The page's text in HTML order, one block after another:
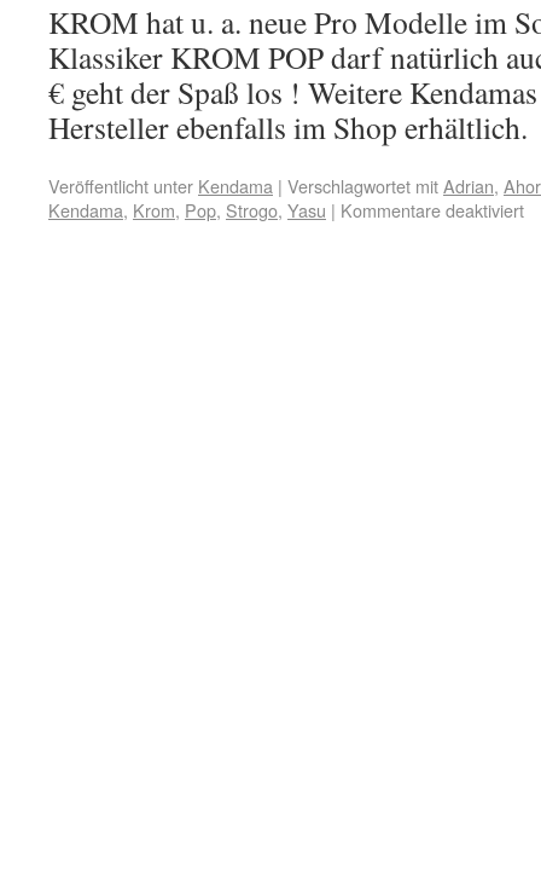
KROM hat u. a. neue Pro Modelle im
Klassiker KROM POP darf natürlich
€ geht der Spaß los ! Weitere
Hersteller ebenfalls im Shop erhältlich.
Veröffentlicht unter Kendama | Verschlagwortet mitAdrian,
Kendama, Krom, Pop, Strogo, Yasu | Kommentare deaktiviert